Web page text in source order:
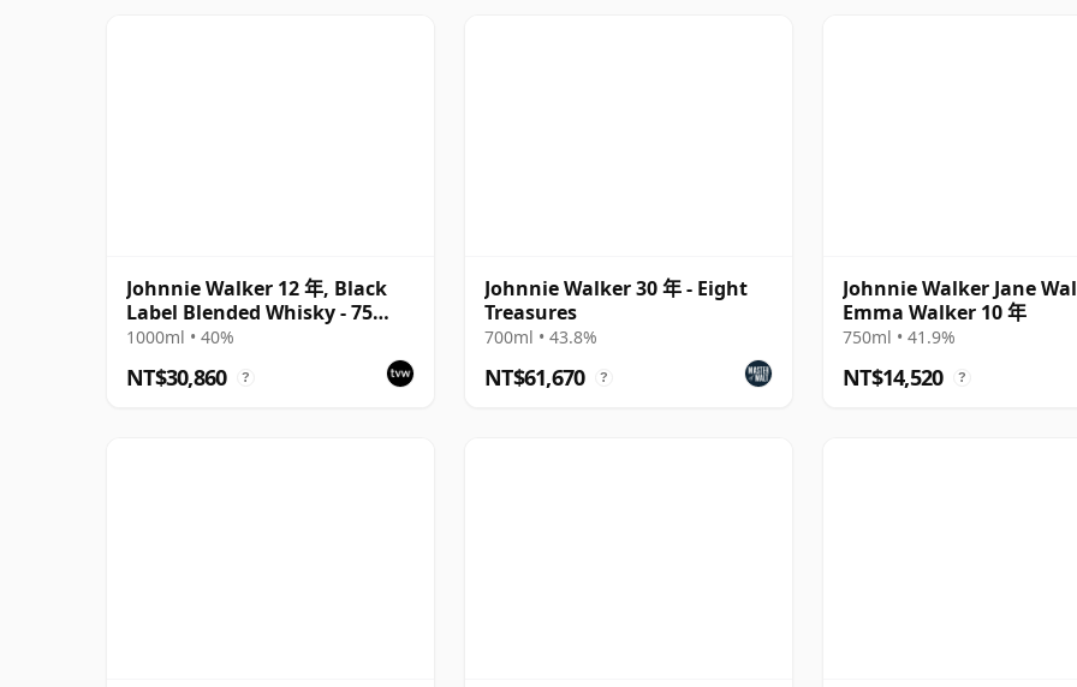
Johnnie Walker 12 年, Black
Label Blended Whisky - 75
Years of Barnsley
1000ml • 40%
NT$30,860 ?
Johnnie Walker 30 年 - Eight
Treasures
700ml • 43.8%
NT$61,670 ?
Johnnie Walker Jane
Emma Walker 10 年
750ml • 41.9%
NT$14,520 ?